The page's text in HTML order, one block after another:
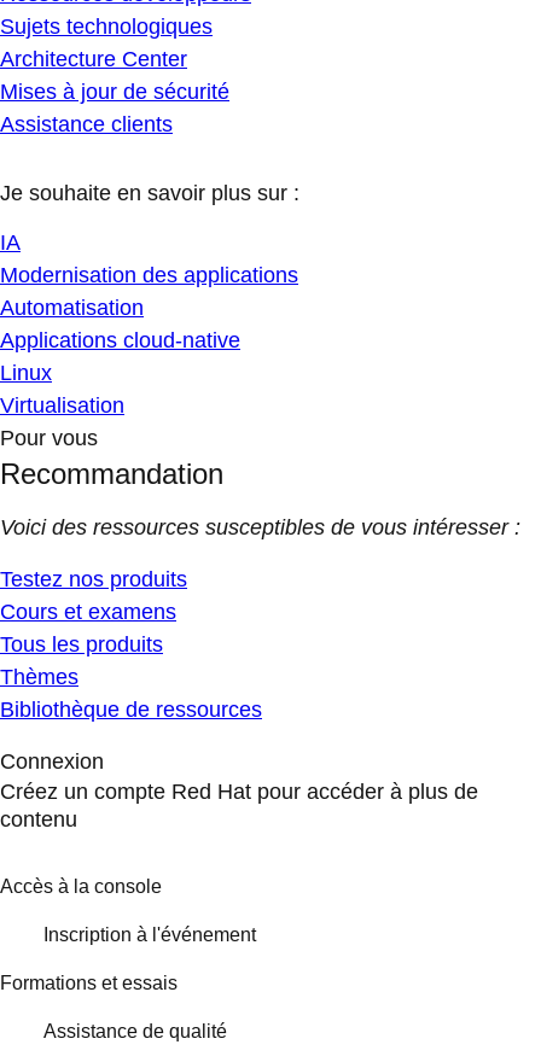
Sujets technologiques
Architecture Center
Mises à jour de sécurité
Assistance clients
Je souhaite en savoir plus sur :
IA
Modernisation des applications
Automatisation
Applications cloud-native
Linux
Virtualisation
Pour vous
Recommandation
Voici des ressources susceptibles de vous intéresser :
Testez nos produits
Cours et examens
Tous les produits
Thèmes
Bibliothèque de ressources
Connexion
Créez un compte Red Hat pour accéder à plus de
contenu
Accès à la console
Inscription à l'événement
Formations et essais
Assistance de qualité